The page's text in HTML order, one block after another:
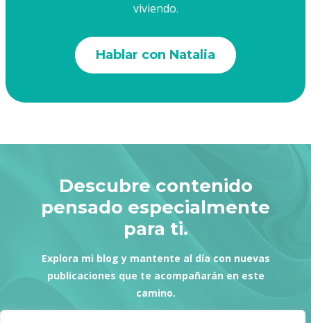
viviendo.
Hablar con Natalia
Descubre contenido
pensado especialmente
para ti.
Explora mi blog y mantente al día con nuevas
publicaciones que te acompañarán en este
camino.